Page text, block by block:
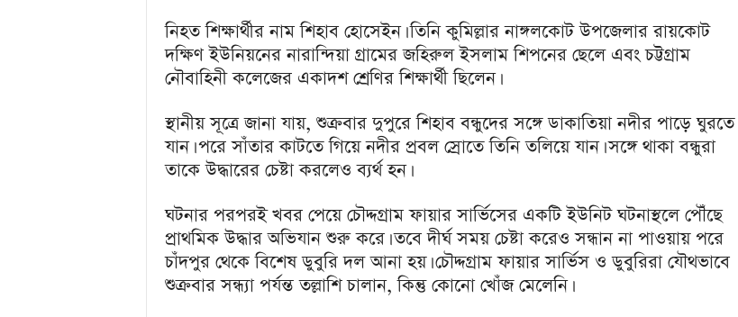
নিহত শিক্ষার্থীর নাম শিহাব হোসেইন। তিনি কুমিল্লার নাঙ্গলকোট উপজেলার রায়কোট
দক্ষিণ ইউনিয়নের নারান্দিয়া গ্রামের জহিরুল ইসলাম শিপনের ছেলে এবং চট্টগ্রাম
নৌবাহিনী কলেজের একাদশ শ্রেণির শিক্ষার্থী ছিলেন।
স্থানীয় সূত্রে জানা যায়, শুক্রবার দুপুরে শিহাব বন্ধুদের সঙ্গে ডাকাতিয়া নদীর পাড়ে ঘুরতে
যান। পরে সাঁতার কাটতে গিয়ে নদীর প্রবল স্রোতে তিনি তলিয়ে যান। সঙ্গে থাকা বন্ধুরা
তাকে উদ্ধারের চেষ্টা করলেও ব্যর্থ হন।
ঘটনার পরপরই খবর পেয়ে চৌদ্দগ্রাম ফায়ার সার্ভিসের একটি ইউনিট ঘটনাস্থলে পৌঁছে
প্রাথমিক উদ্ধার অভিযান শুরু করে। তবে দীর্ঘ সময় চেষ্টা করেও সন্ধান না পাওয়ায় পরে
চাঁদপুর থেকে বিশেষ ডুবুরি দল আনা হয়। চৌদ্দগ্রাম ফায়ার সার্ভিস ও ডুবুরিরা যৌথভাবে
শুক্রবার সন্ধ্যা পর্যন্ত তল্লাশি চালান, কিন্তু কোনো খোঁজ মেলেনি।